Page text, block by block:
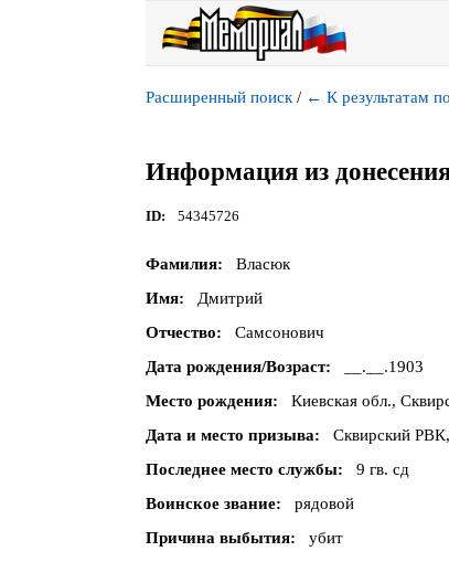
Расширенный поиск / ← К результатам
Информация из
ID 54345726
Фамилия
Власюк
Имя
Дмитрий
Отчество
Самсонович
Дата рождения/Возраст
__.__.1903
Место рождения
Киевская обл.,
Дата и место призыва
Сквирский
Последнее место службы
9 гв. сд
Воинское звание
рядовой
Причина выбытия
убит